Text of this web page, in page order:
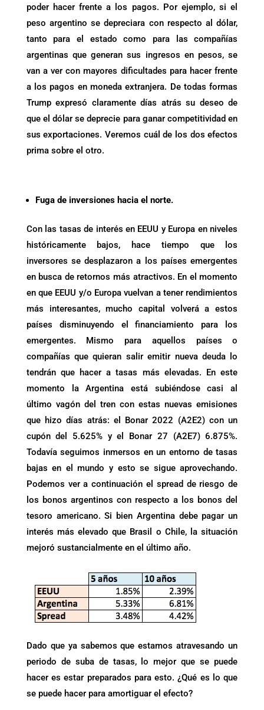
poder hacer frente a los pagos. Por ejemplo, si el
peso argentino se depreciara con respecto al dólar,
tanto para el estado como para las compañías
argentinas que generan sus ingresos en pesos, se
van a ver con mayores dificultades para hacer frente
a los pagos en moneda extranjera. De todas formas
Trump expresó claramente días atrás su deseo de
que el dólar se deprecie para ganar competitividad en
sus exportaciones. Veremos cuál de los dos efectos
prima sobre el otro.
Fuga de inversiones hacia el norte.
Con las tasas de interés en EEUU y Europa en niveles
históricamente bajos, hace tiempo que los
inversores se desplazaron a los países emergentes
en busca de retornos más atractivos. En el momento
en que EEUU y/o Europa vuelvan a tener rendimientos
más interesantes, mucho capital volverá a estos
países disminuyendo el financiamiento para los
emergentes. Mismo para aquellos países o
compañías que quieran salir emitir nueva deuda lo
tendrán que hacer a tasas más elevadas. En este
momento la Argentina está subiéndose casi al
último vagón del tren con estas nuevas emisiones
que hizo días atrás: el Bonar 2022 (A2E2) con un
cupón del 5.625% y el Bonar 27 (A2E7) 6.875%.
Todavía seguimos inmersos en un entorno de tasas
bajas en el mundo y esto se sigue aprovechando.
Podemos ver a continuación el spread de riesgo de
los bonos argentinos con respecto a los bonos del
tesoro americano. Si bien Argentina debe pagar un
interés más elevado que Brasil o Chile, la situación
mejoró sustancialmente en el último año.
Dado que ya sabemos que estamos atravesando un
periodo de suba de tasas, lo mejor que se puede
hacer es estar preparados para esto. ¿Qué es lo que
se puede hacer para amortiguar el efecto?